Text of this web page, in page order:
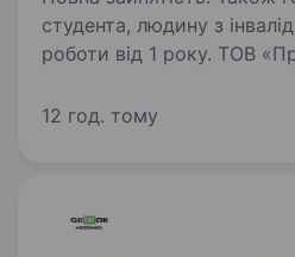
студента, людину з
роботи від 1 року. ТОВ «Профекс Груп» —
та дистриб’юторів
12 год. тому